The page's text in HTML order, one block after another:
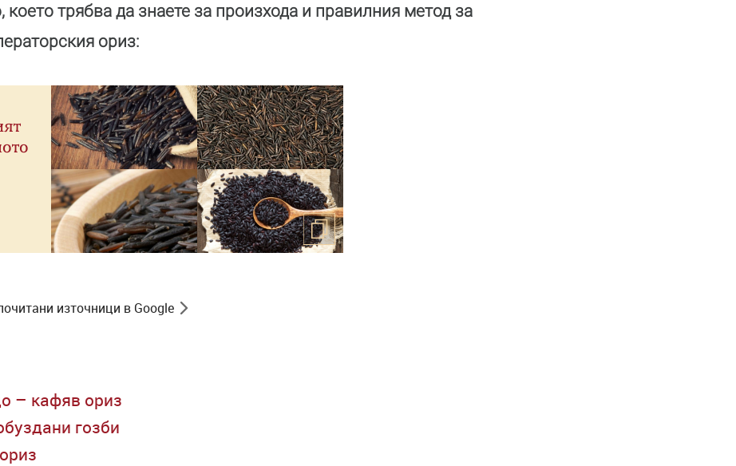
което трябва да знаете за произхода и правилния метод за
ориз:
източници в Google
– кафяв ориз
гозби